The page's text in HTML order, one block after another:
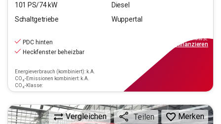
101 PS/74kW
Diesel
Schaltgetriebe
Wuppertal
PDC hinten
Heckfenster beheizbar
Energieverbrauch (kombiniert): k.A.
CO₂-Emissionen kombiniert: k.A.
CO₂-Klasse:
inkl.MwSt.
finanzieren
Vergleichen Teilen Merken